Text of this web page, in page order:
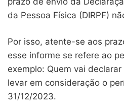
da Pessoa Física (DIRPF)
Por isso, atente-se aos
esse informe se refere ao
exemplo: Quem vai
levar em consideração o
31/12/2023.